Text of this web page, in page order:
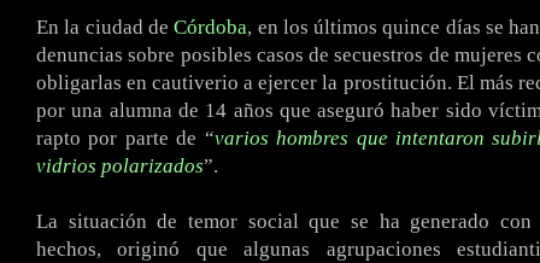
En la ciudad deCórdoba, en los últimos quince días se
denuncias sobre posibles casos de secuestros de mujeres
obligarlas en cautiverio a ejercer la prostitución. El más
por una alumna de 14 años que aseguró haber sido
rapto por parte de “varios hombres que intentaron
vidrios polarizados”.
La situación de temor social que se ha generado
hechos, originó que algunas agrupaciones